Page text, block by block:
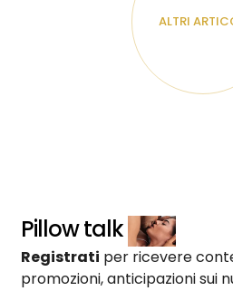
ALTRI
Pillow talk
Registrati per ricevere
promozioni, anticipazioni sui